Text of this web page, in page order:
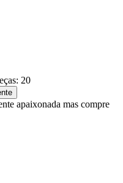
20
apaixonada mas compre